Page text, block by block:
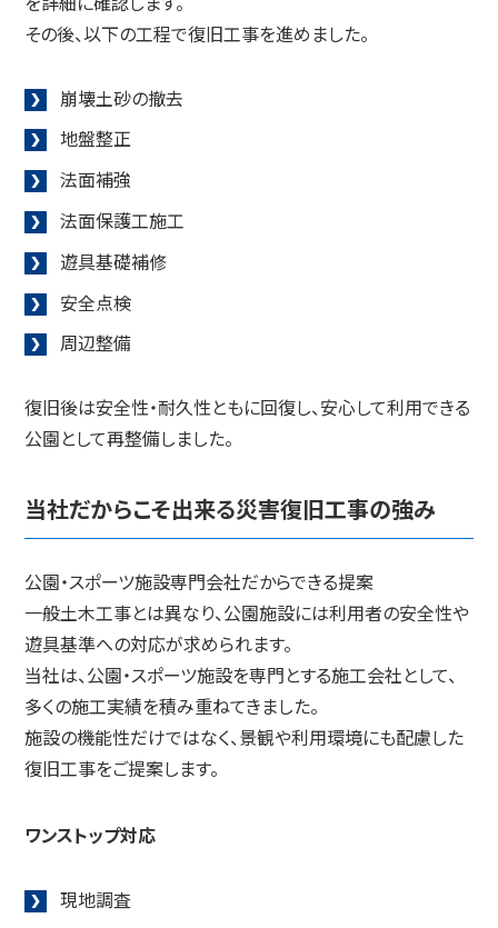
その後、以下の工程で復旧工事を進めました。
崩壊土砂の撤去
地盤整正
法面補強
法面保護工施工
遊具基礎補修
安全点検
周辺整備
復旧後は安全性・耐久性ともに回復し、安心して利用できる
公園として再整備しました。
当社だからこそ出来る災害復旧工事の強み
公園・スポーツ施設専門会社だからできる提案
一般土木工事とは異なり、公園施設には利用者の安全性や
遊具基準への対応が求められます。
当社は、公園・スポーツ施設を専門とする施工会社として、
多くの施工実績を積み重ねてきました。
施設の機能性だけではなく、景観や利用環境にも配慮した
復旧工事をご提案します。
ワンストップ対応
現地調査